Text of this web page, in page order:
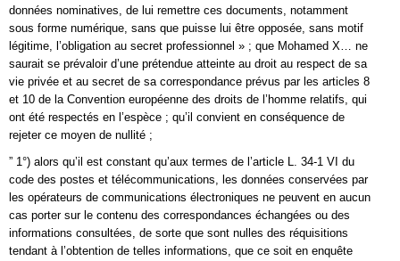
données nominatives, de lui remettre ces documents, notamment
sous forme numérique, sans que puisse lui être opposée, sans motif
légitime, l’obligation au secret professionnel » ; que Mohamed X… ne
saurait se prévaloir d’une prétendue atteinte au droit au respect de sa
vie privée et au secret de sa correspondance prévus par les articles 8
et 10 de la Convention européenne des droits de l’homme relatifs, qui
ont été respectés en l’espèce ; qu’il convient en conséquence de
rejeter ce moyen de nullité ;
” 1°) alors qu’il est constant qu’aux termes de l’article L. 34-1 VI du
code des postes et télécommunications, les données conservées par
les opérateurs de communications électroniques ne peuvent en aucun
cas porter sur le contenu des correspondances échangées ou des
informations consultées, de sorte que sont nulles des réquisitions
tendant à l’obtention de telles informations, que ce soit en enquête